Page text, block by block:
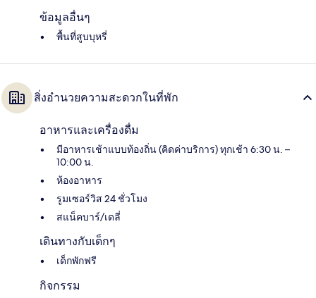
ข้อมูลอื่นๆ
พื้นที่สูบบุหรี่
สิ่งอำนวยความสะดวกในที่พัก
อาหารและเครื่องดื่ม
มีอาหารเช้าแบบท้องถิ่น (คิดค่าบริการ) ทุกเช้า 6:30 น. –
10:00 น.
ห้องอาหาร
รูมเซอร์วิส 24 ชั่วโมง
สแน็คบาร์/เดลี่
เดินทางกับเด็กๆ
เด็กพักฟรี
กิจกรรม